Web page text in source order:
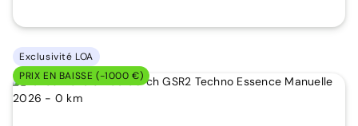
Exclusivité LOA
PRIX EN BAISSE (-1000 €)